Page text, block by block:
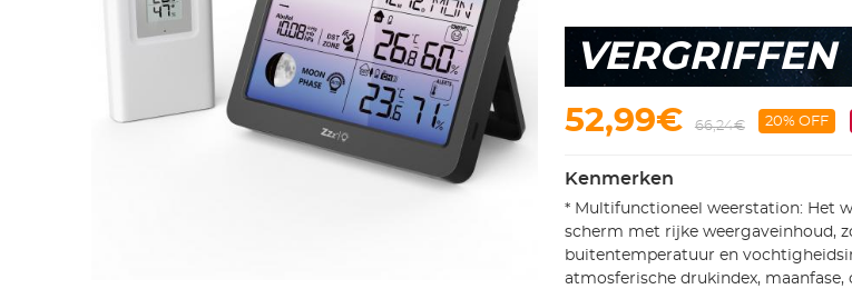
VERGRIFFEN
52,99€ 66,24€ 20% OFF
Kenmerken
* Multifunctioneel weerstation: Het
scherm met rijke weergaveinhoud,
buitentemperatuur en
atmosferische drukindex,